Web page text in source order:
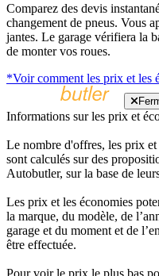
Comparez des devis
changement de pneus. Vous
jantes. Le garage vérifiera la
de monter vos roues.
*Voir comment les prix et les
Informations sur les prix et
Le nombre d'offres, les prix
sont calculés sur des
Autobutler, sur la base de
Les prix et les économies
la marque, du modèle, de
garage et du moment et de
être effectuée.
Pour voir le prix le plus bas